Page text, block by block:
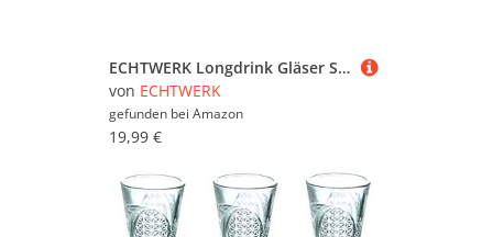
ECHTWERK Longdrink Gläser Set 6-teilig, 350 ml - Robuste Highball Gläser in Schliffoptik mit Reliefstruktur, bleifrei, spülmaschinenfest, 13,8 x 7,7 cm
von ECHTWERK
gefunden bei Amazon
19,99 €